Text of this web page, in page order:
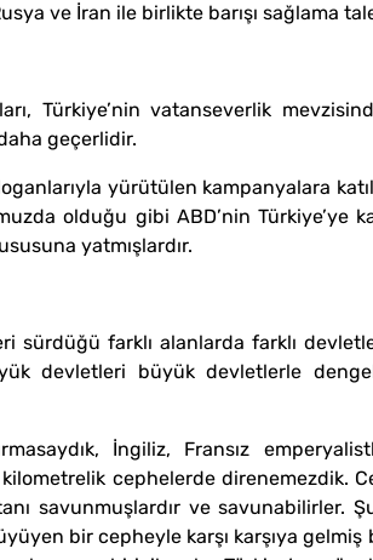
ve İran ile birlikte barışı sağlama
Türkiye’nin vatanseverlik
geçerlidir.
yürütülen kampanyalara
olduğu gibi ABD’nin Türkiye’ye
yatmışlardır.
sürdüğü farklı alanlarda farklı
devletleri büyük devletlerle
İngiliz, Fransız
kilometrelik cephelerde
savunmuşlardır ve savunabilirler. Şu
bir cepheyle karşı karşıya